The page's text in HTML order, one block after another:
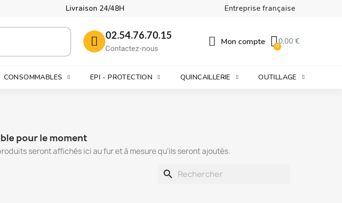
Livraison 24/48H Entreprise française
02.54.76.70.15
Contactez-nous
Mon compte 0,00 €
CONSOMMABLES EPI - PROTECTION QUINCAILLERIE OUTILLAGE
pour le moment
seront affichés ici au fur et à mesure qu'ils seront ajoutés.
search